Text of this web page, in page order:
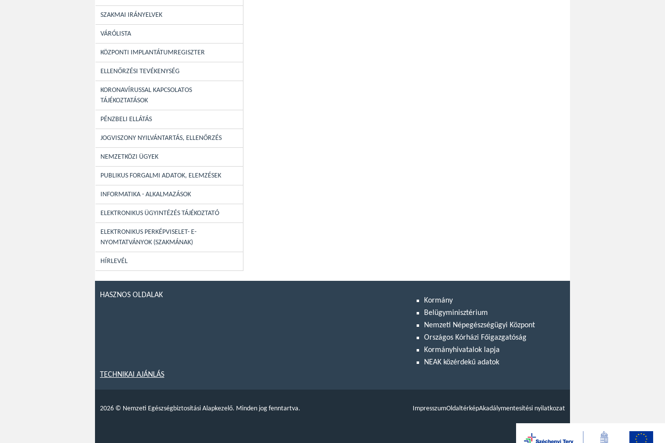
SZAKMAI IRÁNYELVEK
VÁRÓLISTA
KÖZPONTI IMPLANTÁTUMREGISZTER
ELLENŐRZÉSI TEVÉKENYSÉG
KORONAVÍRUSSAL KAPCSOLATOS
TÁJÉKOZTATÁSOK
PÉNZBELI ELLÁTÁS
JOGVISZONY NYILVÁNTARTÁS, ELLENŐRZÉS
NEMZETKÖZI ÜGYEK
PUBLIKUS FORGALMI ADATOK, ELEMZÉSEK
INFORMATIKA - ALKALMAZÁSOK
ELEKTRONIKUS ÜGYINTÉZÉS TÁJÉKOZTATÓ
ELEKTRONIKUS PERKÉPVISELET- E-
NYOMTATVÁNYOK (SZAKMÁNAK)
HÍRLEVÉL
HASZNOS OLDALAK
Kormány
Belügyminisztérium
Nemzeti Népegészségügyi Központ
Országos Kórházi Főigazgatóság
Kormányhivatalok lapja
NEAK közérdekű adatok
TECHNIKAI AJÁNLÁS
2026 © Nemzeti Egészségbiztosítási Alapkezelő. Minden jog fenntartva. ImpresszumOldaltérképAkadálymentesítési nyilatkozat